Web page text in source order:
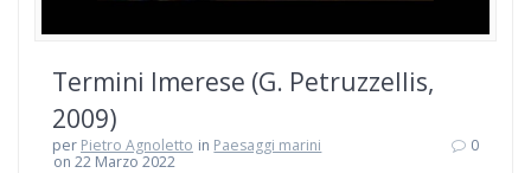
Termini Imerese (G. Petruzzellis,
2009)
per Pietro Agnoletto in Paesaggi marini
on 22 Marzo 2022
0